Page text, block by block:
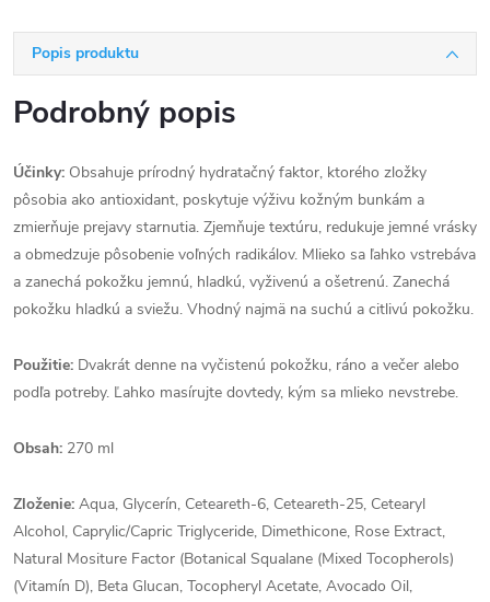
Popis produktu
Podrobný popis
Účinky: Obsahuje prírodný hydratačný faktor, ktorého zložky
pôsobia ako antioxidant, poskytuje výživu kožným bunkám a
zmierňuje prejavy starnutia. Zjemňuje textúru, redukuje jemné vrásky
a obmedzuje pôsobenie voľných radikálov. Mlieko sa ľahko vstrebáva
a zanechá pokožku jemnú, hladkú, vyživenú a ošetrenú. Zanechá
pokožku hladkú a sviežu. Vhodný najmä na suchú a citlivú pokožku.
Použitie: Dvakrát denne na vyčistenú pokožku, ráno a večer alebo
podľa potreby. Ľahko masírujte dovtedy, kým sa mlieko nevstrebe.
Obsah: 270 ml
Zloženie: Aqua, Glycerín, Ceteareth-6, Ceteareth-25, Cetearyl
Alcohol, Caprylic/Capric Triglyceride, Dimethicone, Rose Extract,
Natural Mositure Factor (Botanical Squalane (Mixed Tocopherols)
(Vitamín D), Beta Glucan, Tocopheryl Acetate, Avocado Oil,